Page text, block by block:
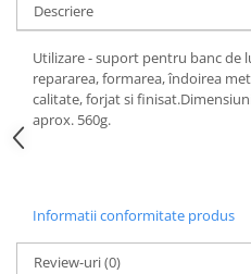
Descriere
Utilizare - suport pentru banc de
repararea, formarea, îndoirea
calitate, forjat si
aprox. 560g.
Informatii conformitate produs
Review-uri(0)